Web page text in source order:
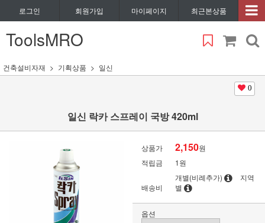
로그인 회원가입 마이페이지 최근본상품
ToolsMRO
건축설비자재 기획상품 일신
0
일신 락카 스프레이 국방 420ml
상품가 2,150원
적립금
1원
배송비
개별(비례추가)
지역
별
옵션